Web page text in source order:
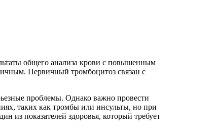
общего анализа крови с повышенным
Первичный тромбоцитоз связан с
проблемы. Однако важно провести
таких как тромбы или инсульты, но при
из показателей здоровья, который требует